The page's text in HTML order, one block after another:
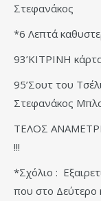
Στεφανάκος
*6 Λεπτά
93’ΚΙΤΡΙΝΗ
95’Σουτ του
Στεφανάκος
ΤΕΛΟΣ
!!!
*Σχόλιο :
που στο Δεύτερο